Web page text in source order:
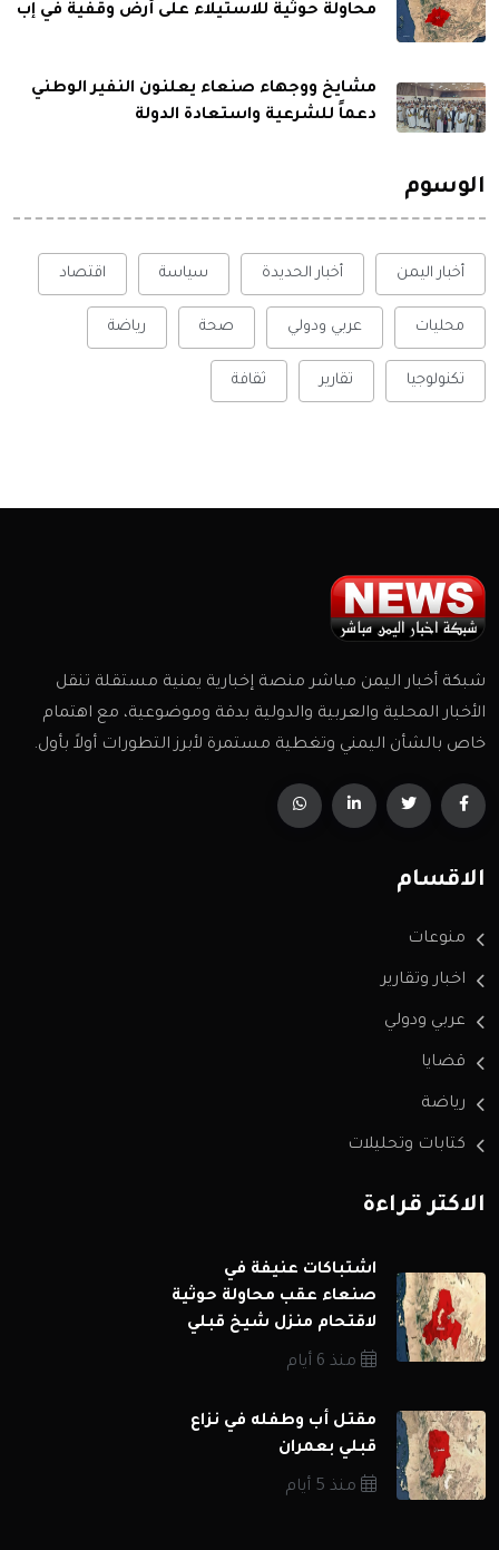
محاولة حوثية للاستيلاء على أرض وقفية في إب
مشايخ ووجهاء صنعاء يعلنون النفير الوطني
دعماً للشرعية واستعادة الدولة
الوسوم
أخبار اليمن أخبار الحديدة سياسة اقتصاد
محليات عربي ودولي صحة رياضة
تكنولوجيا تقارير ثقافة
شبكة أخبار اليمن مباشر منصة إخبارية يمنية مستقلة تنقل
الأخبار المحلية والعربية والدولية بدقة وموضوعية، مع اهتمام
خاص بالشأن اليمني وتغطية مستمرة لأبرز التطورات أولاً بأول.
الاقسام
منوعات
اخبار وتقارير
عربي ودولي
قضايا
رياضة
كتابات وتحليلات
الاكثر قراءة
اشتباكات عنيفة في
صنعاء عقب محاولة حوثية
لاقتحام منزل شيخ قبلي
منذ 6 أيام
مقتل أب وطفله في نزاع
قبلي بعمران
منذ 5 أيام